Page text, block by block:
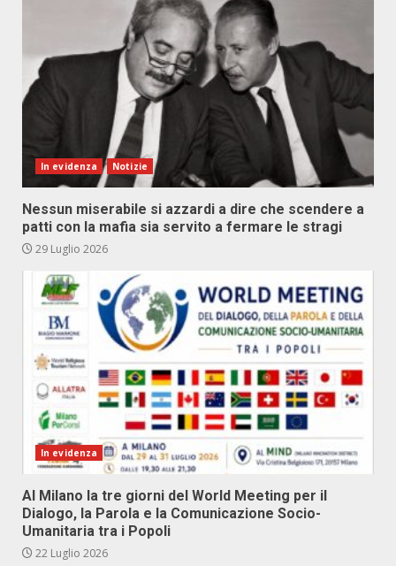
In evidenza Notizie
Nessun miserabile si azzardi a dire che scendere a
patti con la mafia sia servito a fermare le stragi
29 Luglio 2026
In evidenza
Al Milano la tre giorni del World Meeting per il
Dialogo, la Parola e la Comunicazione Socio-
Umanitaria tra i Popoli
22 Luglio 2026